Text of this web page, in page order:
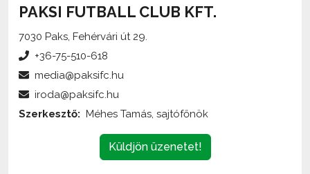
7030 Paks, Fehérvári út 29.
Küldjön üzenetet!